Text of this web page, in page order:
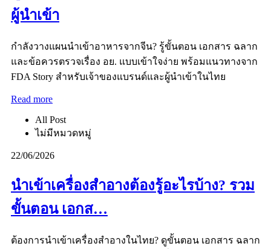
ผู้นำเข้า
กำลังวางแผนนำเข้าอาหารจากจีน? รู้ขั้นตอน เอกสาร ฉลาก
และข้อควรตรวจเรื่อง อย. แบบเข้าใจง่าย พร้อมแนวทางจาก
FDA Story สำหรับเจ้าของแบรนด์และผู้นำเข้าในไทย
Read more
All Post
ไม่มีหมวดหมู่
22/06/2026
นำเข้าเครื่องสำอางต้องรู้อะไรบ้าง? รวม
ขั้นตอน เอกส…
ต้องการนำเข้าเครื่องสำอางในไทย? ดูขั้นตอน เอกสาร ฉลาก